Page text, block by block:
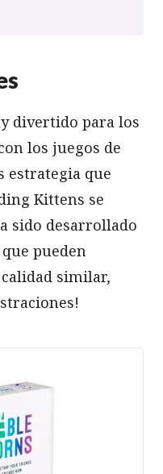
divertido para los
los juegos de
estrategia que
Kittens se
sido desarrollado
pueden
similar,